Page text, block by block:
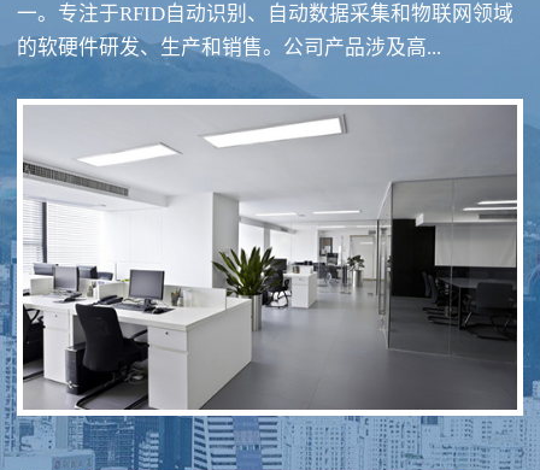
RFID酒类防伪系统方案 RFID智慧食堂系统
图书馆RFID电子标签管理系统
一。专注于RFID自动识别、自动数据采集和物联网领域
的软硬件研发、生产和销售。公司产品涉及高...